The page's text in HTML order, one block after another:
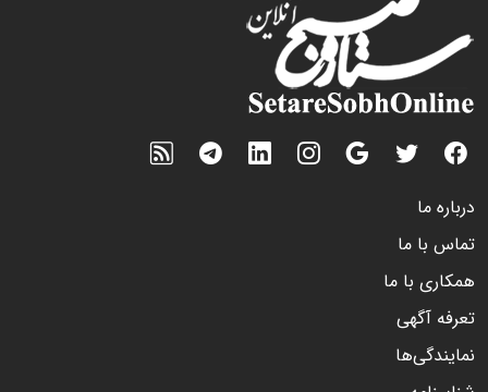
درباره ما
تماس با ما
همکاری با ما
تعرفه آگهی
نمایندگی‌ها